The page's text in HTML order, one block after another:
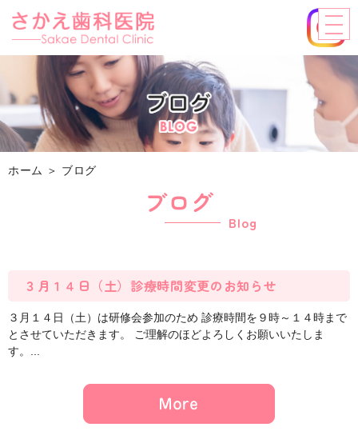
ホーム ＞ ブログ
ブログ
Blog
３月１４日（土）診療時間変更のお知らせ
３月１４日（土）は研修会参加のため 診療時間を９時～１４時まで
とさせていただきます。 ご理解のほどよろしくお願いいたしま
す。...